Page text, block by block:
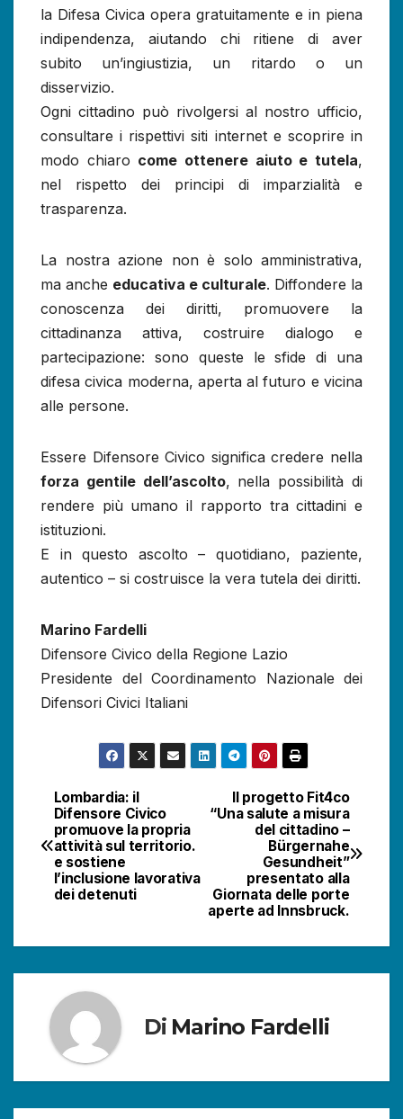
la Difesa Civica opera gratuitamente e in piena
indipendenza, aiutando chi ritiene di aver
subito un’ingiustizia, un ritardo o un
disservizio.
Ogni cittadino può rivolgersi al nostro ufficio,
consultare i rispettivi siti internet e scoprire in
modo chiaro come ottenere aiuto e tutela,
nel rispetto dei principi di imparzialità e
trasparenza.
La nostra azione non è solo amministrativa,
ma anche educativa e culturale. Diffondere la
conoscenza dei diritti, promuovere la
cittadinanza attiva, costruire dialogo e
partecipazione: sono queste le sfide di una
difesa civica moderna, aperta al futuro e vicina
alle persone.
Essere Difensore Civico significa credere nella
forza gentile dell’ascolto, nella possibilità di
rendere più umano il rapporto tra cittadini e
istituzioni.
E in questo ascolto – quotidiano, paziente,
autentico – si costruisce la vera tutela dei diritti.
Marino Fardelli
Difensore Civico della Regione Lazio
Presidente del Coordinamento Nazionale dei
Difensori Civici Italiani
Navigazione
articoli
Il progetto Fit4co
“Una salute a misura
del cittadino –
Bürgernahe
Gesundheit”
presentato alla
Giornata delle porte
aperte ad Innsbruck.
Lombardia: il
Difensore Civico
promuove la propria
attività sul territorio.
e sostiene
l’inclusione lavorativa
dei detenuti
Di Marino Fardelli